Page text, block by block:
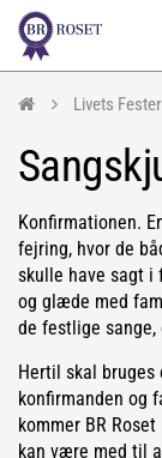
Livets Fester
Konfirmationen.
fejring, hvor de
skulle have sagt i
og glæde med
de festlige sange,
Hertil skal bruges
konfirmanden og
kommer BR
kan være med til